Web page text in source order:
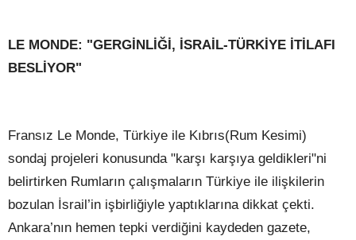
LE MONDE: "GERGİNLİĞİ, İSRAİL-TÜRKİYE İTİLAFI
BESLİYOR"
Fransız Le Monde, Türkiye ile Kıbrıs(Rum Kesimi)
sondaj projeleri konusunda "karşı karşıya geldikleri"ni
belirtirken Rumların çalışmaların Türkiye ile ilişkilerin
bozulan İsrail’in işbirliğiyle yaptıklarına dikkat çekti.
Ankara’nın hemen tepki verdiğini kaydeden gazete,